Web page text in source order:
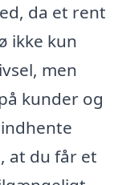
da et rent
ikke kun
men
kunder og
at du får et